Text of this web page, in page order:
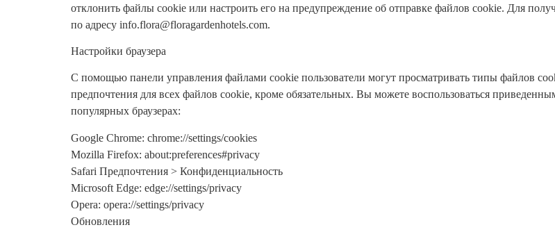
отклонить файлы cookie или настроить его на предупреждение об отправке файлов cookie. Для
по адресу info.flora@floragardenhotels.com.
Настройки браузера
С помощью панели управления файлами cookie пользователи могут просматривать типы файлов
предпочтения для всех файлов cookie, кроме обязательных. Вы можете воспользоваться
популярных браузерах:
Google Chrome: chrome://settings/cookies
Mozilla Firefox: about:preferences#privacy
Safari Предпочтения > Конфиденциальность
Microsoft Edge: edge://settings/privacy
Opera: opera://settings/privacy
Обновления